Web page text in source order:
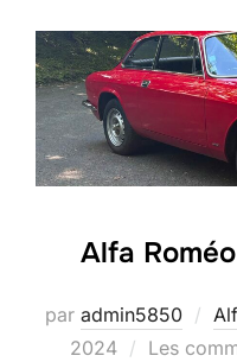
Alfa
par admin5850
2024
Les